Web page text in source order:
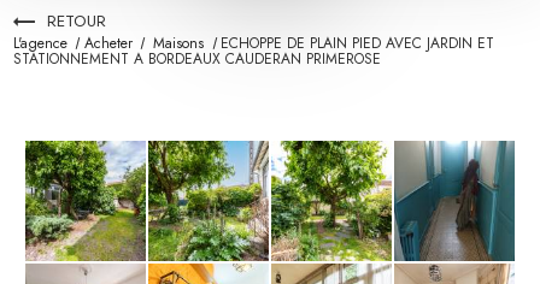
RETOUR
L'agence Acheter Maisons ECHOPPE DE PLAIN PIED AVEC JARDIN ET
STATIONNEMENT A BORDEAUX CAUDERAN PRIMEROSE